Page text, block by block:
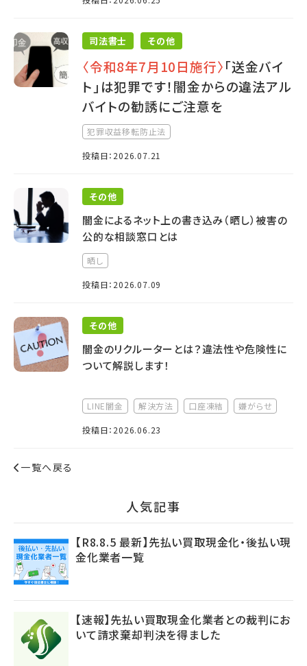
司法書士 その他
〈令和8年7月10日施行〉「送金バイ
ト」は犯罪です！闇金からの違法アル
バイトの勧誘にご注意を
犯罪収益移転防止法
投稿日：2026.07.21
その他
闇金によるネット上の書き込み（晒し）被害の
公的な相談窓口とは
晒し
投稿日：2026.07.09
その他
闇金のリクルーターとは？違法性や危険性に
ついて解説します！
LINE闇金 解決方法 口座凍結 嫌がらせ
投稿日：2026.06.23
一覧へ戻る
⼈気記事
【R8.8.5 最新】先払い買取現金化・後払い現
金化業者一覧
【速報】先払い買取現金化業者との裁判にお
いて請求棄却判決を得ました